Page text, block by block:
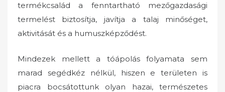
termékcsalád a fenntartható mezőgazdasági
termelést biztosítja, javítja a talaj minőséget,
aktivitását és a humuszképződést.
Mindezek mellett a tóápolás folyamata sem
marad segédkéz nélkül, hiszen e területen is
piacra bocsátottunk olyan hazai, természetes